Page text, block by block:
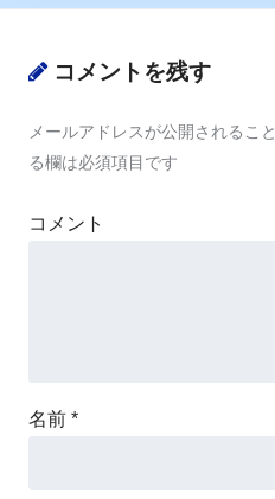
コメントを残す
メールアドレスが公開されるこ
る欄は必須項目です
コメント
名前 *